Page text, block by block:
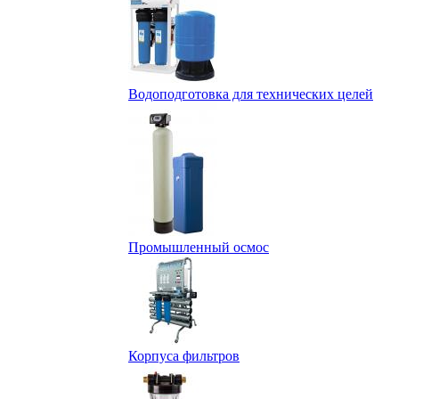
Водоподготовка для технических целей
Промышленный осмос
Корпуса фильтров